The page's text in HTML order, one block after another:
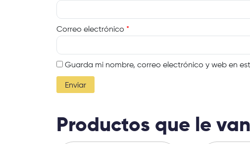
Correo electrónico *
Guarda mi nombre, correo electrónico y web en
Productos que le